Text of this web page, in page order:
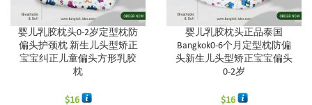
婴儿乳胶枕头0-2岁定型枕防
偏头护颈枕 新生儿头型矫正
宝宝纠正儿童偏头方形乳胶
枕
$16
婴儿乳胶枕头正品泰国
Bangkok0-6个月定型枕防偏
头新生儿头型矫正宝宝偏头
0-2岁
$16